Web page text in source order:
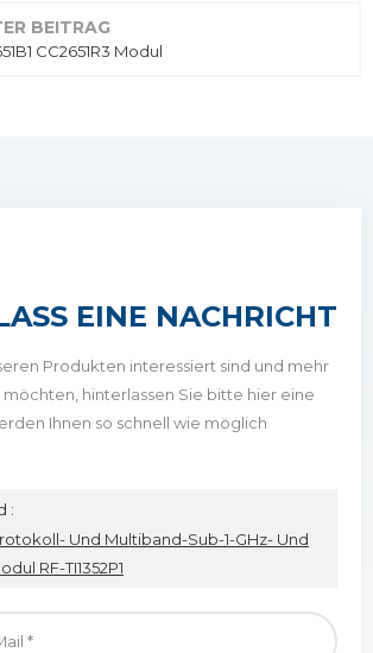
BEITRAG
CC2651R3 Modul
EINE NACHRICHT
Produkten interessiert sind und mehr
hinterlassen Sie bitte hier eine
Ihnen so schnell wie möglich
:
Und Multiband-Sub-1-GHz- Und
RF-TI1352P1